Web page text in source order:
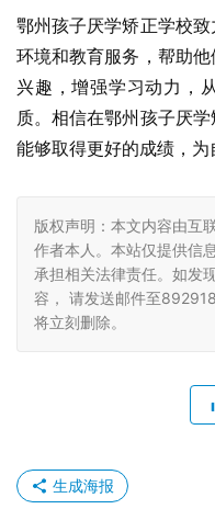
鄂州孩子厌学矫正学校
环境和教育服务，帮助
兴趣，增强学习动力，
质。相信在鄂州孩子厌
能够取得更好的成绩，为
版权声明：本文内容由互
作者本人。本站仅提供信
承担相关法律责任。如发
容， 请发送邮件至
将立刻删除。
生成海报